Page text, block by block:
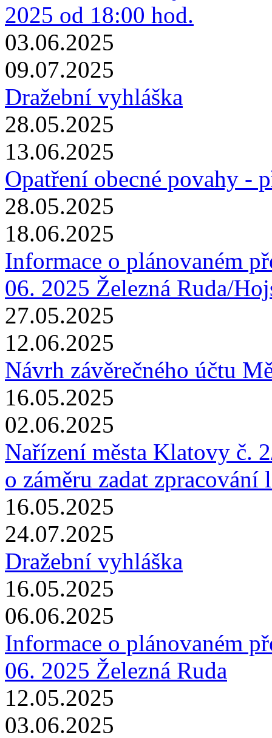
2025 od 18:00 hod.
03.06.2025
09.07.2025
Dražební vyhláška
28.05.2025
13.06.2025
Opatření obecné povahy -
28.05.2025
18.06.2025
Informace o plánovaném
06. 2025 Železná Ruda/
27.05.2025
12.06.2025
Návrh závěrečného účtu
16.05.2025
02.06.2025
Nařízení města Klatovy č.
o záměru zadat zpracování
16.05.2025
24.07.2025
Dražební vyhláška
16.05.2025
06.06.2025
Informace o plánovaném
06. 2025 Železná Ruda
12.05.2025
03.06.2025